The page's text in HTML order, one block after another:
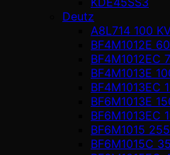
Deutz
A8L714 100
BF4M1012E
BF4M1012EC
BF4M1013E
BF4M1013EC
BF6M1013E
BF6M1013EC
BF6M1015
BF6M1015C